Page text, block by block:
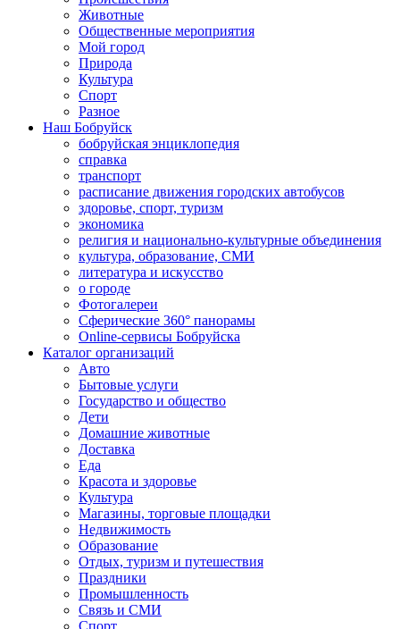
Животные
Общественные мероприятия
Мой город
Природа
Культура
Спорт
Разное
Наш Бобруйск
бобруйская энциклопедия
справка
транспорт
расписание движения городских автобусов
здоровье, спорт, туризм
экономика
религия и национально-культурные объединения
культура, образование, СМИ
литература и искусство
о городе
Фотогалереи
Сферические 360° панорамы
Online-сервисы Бобруйска
Каталог организаций
Авто
Бытовые услуги
Государство и общество
Дети
Домашние животные
Доставка
Еда
Красота и здоровье
Культура
Магазины, торговые площадки
Недвижимость
Образование
Отдых, туризм и путешествия
Праздники
Промышленность
Связь и СМИ
Спорт